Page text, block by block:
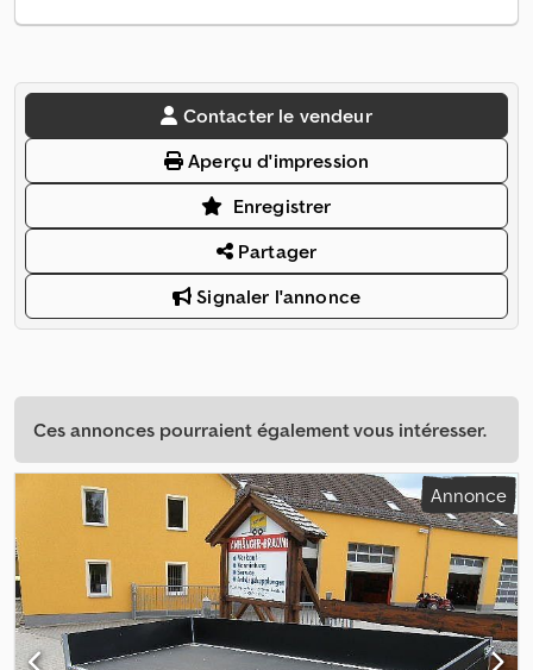
Contacter le vendeur
Aperçu d'impression
Enregistrer
Partager
Signaler l'annonce
Ces annonces pourraient également vous intéresser.
Annonce